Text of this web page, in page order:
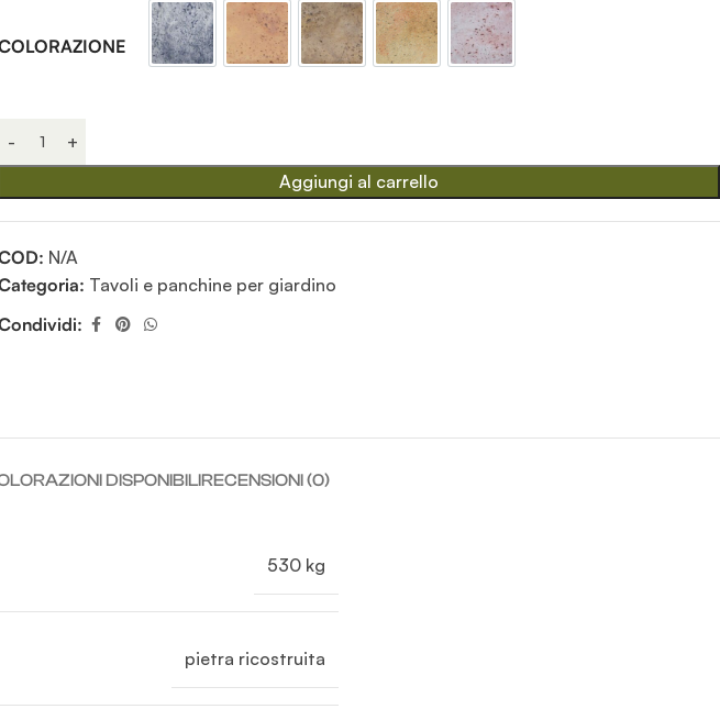
AntichizzatoMattone Old stonePietre del borgo
Rosa antico
Aggiungi al carrello
N/A
Tavoli e panchine per giardino
DISPONIBILIRECENSIONI (0)
530 kg
pietra ricostruita